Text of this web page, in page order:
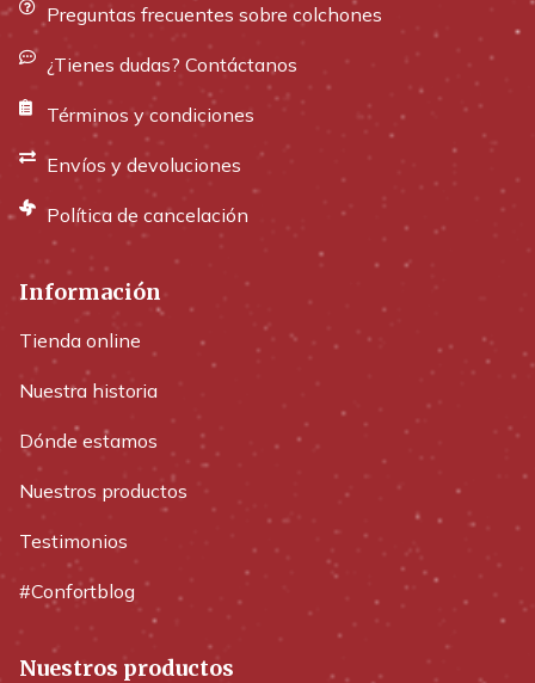
Preguntas frecuentes sobre colchones
¿Tienes dudas? Contáctanos
Términos y condiciones
Envíos y devoluciones
Política de cancelación
Información
Tienda online
Nuestra historia
Dónde estamos
Nuestros productos
Testimonios
#Confortblog
Nuestros productos